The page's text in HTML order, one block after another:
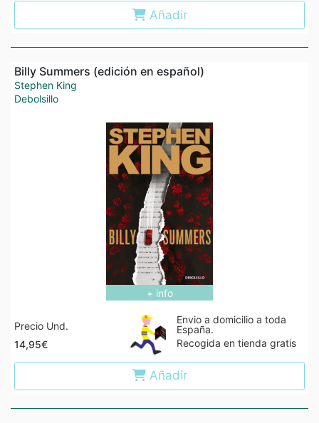
Añadir
Billy Summers (edición en español)
Stephen King
Debolsillo
+ info
Precio Und.
14,95€
Envio a domicilio a toda
España.
Recogida en tienda gratis
Añadir